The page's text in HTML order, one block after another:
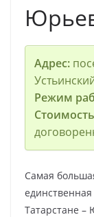
Адрес:
Режим
Самая
Татарстане –